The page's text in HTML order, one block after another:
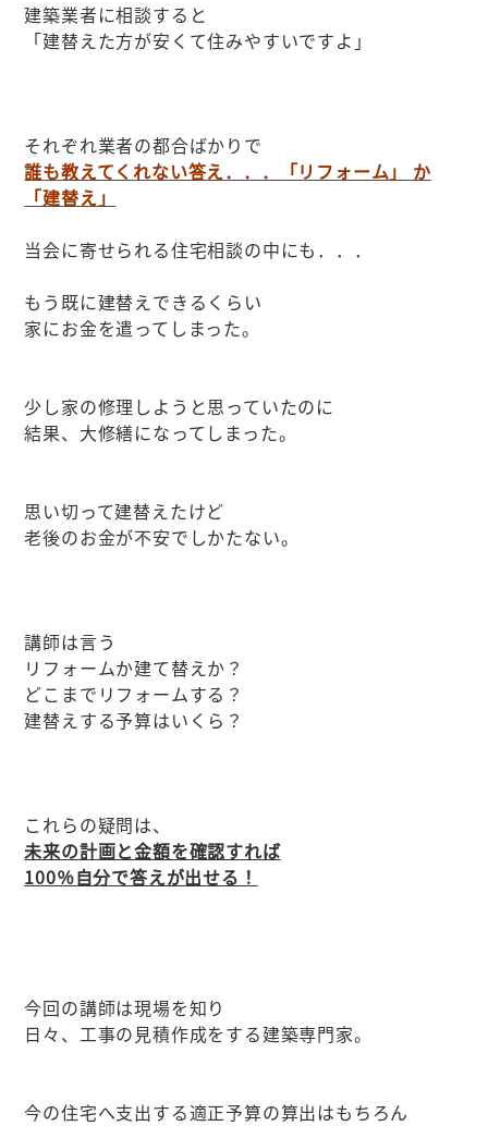
建築業者に相談すると
「建替えた方が安くて住みやすいですよ」
それぞれ業者の都合ばかりで
誰も教えてくれない答え．．．「リフォーム」 か
「建替え」
当会に寄せられる住宅相談の中にも．．．
もう既に建替えできるくらい
家にお金を遣ってしまった。
少し家の修理しようと思っていたのに
結果、大修繕になってしまった。
思い切って建替えたけど
老後のお金が不安でしかたない。
講師は言う
リフォームか建て替えか？
どこまでリフォームする？
建替えする予算はいくら？
これらの疑問は、
未来の計画と金額を確認すれば
100％自分で答えが出せる！
今回の講師は現場を知り
日々、工事の見積作成をする建築専門家。
今の住宅へ支出する適正予算の算出はもちろん